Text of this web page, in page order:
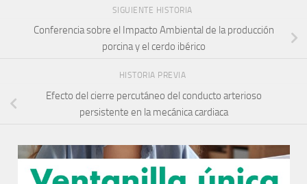
SIGUIENTE HISTORIA
Conferencia sobre el Impacto Ambiental de la producción
porcina y el cerdo ibérico
HISTORIA PREVIA
Efecto del cierre percutáneo del conducto arterioso
persistente en la mecánica cardiaca